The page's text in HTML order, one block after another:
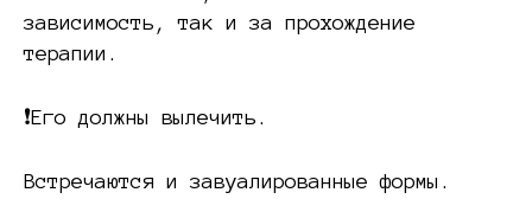
зависимость, так и за прохождение
терапии.
❗️Его должны вылечить.
Встречаются и завуалированные формы.